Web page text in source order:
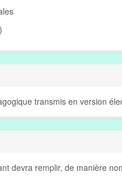
transmis en version
devra remplir, de manière